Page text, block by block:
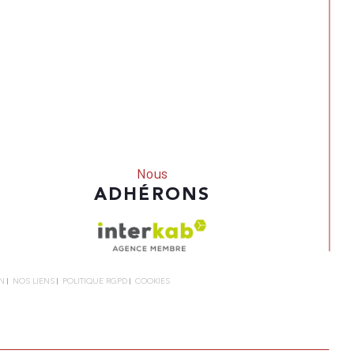
Nous
ADHÉRONS
NOS LIENS POLITIQUE RGPD COOKIES